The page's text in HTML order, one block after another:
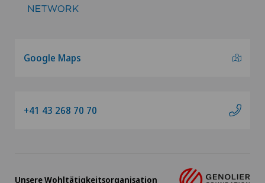
Morton Neurom
Multiple Sklerose (MS)
Mutterschaft im Swiss Medical Network
Google Maps
+41 43 268 70 70
Unsere Wohltätigkeitsorganisation